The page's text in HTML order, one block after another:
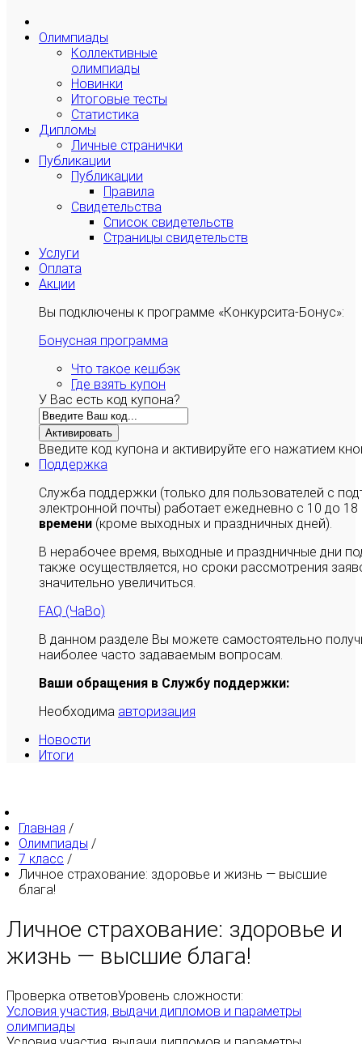
Олимпиады
Коллективные
олимпиады
Новинки
Итоговые тесты
Статистика
Дипломы
Личные странички
Публикации
Публикации
Правила
Свидетельства
Список свидетельств
Страницы свидетельств
Услуги
Оплата
Акции
Вы подключены к программе «Конкурсита-Бонус»:
Бонусная программа
Что такое кешбэк
Где взять купон
У Вас есть код купона?
Активировать
Введите код купона и активируйте его нажатием
Поддержка
Служба поддержки (только для пользователей с
электронной почты) работает ежедневно с 10 до
времени (кроме выходных и праздничных дней).
В нерабочее время, выходные и праздничные дни
также осуществляется, но сроки рассмотрения
значительно увеличиться.
FAQ (ЧаВо)
В данном разделе Вы можете самостоятельно
наиболее часто задаваемым вопросам.
Ваши обращения в Службу поддержки:
Необходима авторизация
Новости
Итоги
Главная /
Олимпиады /
7 класс /
Личное страхование: здоровье и жизнь — высшие
блага!
Личное страхование: здоровье и
жизнь — высшие блага!
Проверка ответовУровень сложности:
Условия участия, выдачи дипломов и параметры
олимпиады